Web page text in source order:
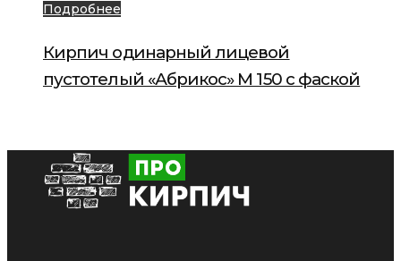
Подробнее
Кирпич одинарный лицевой
пустотелый «Абрикос» М 150 с фаской